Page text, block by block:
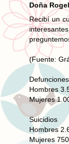
Doña
Recibí un
(Fuente:
Hombres
Mujeres
Suicidios
Hombres
Mujeres 750